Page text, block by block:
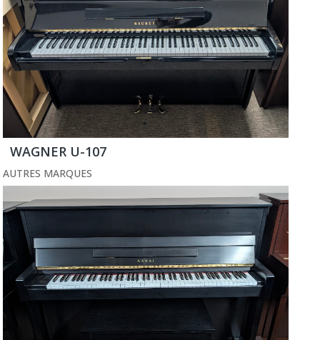
WAGNER U-107
AUTRES MARQUES